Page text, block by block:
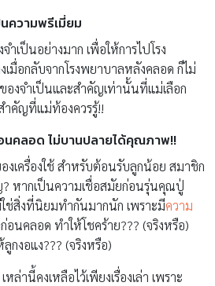
ความพรีเมี่ยม
ำเป็นอย่างมาก เพื่อให้การไปโรง
มื่อกลับจากโรงพยาบาลหลังคลอด ก็ไม่
องจำเป็นและสำคัญเท่านั้นที่แม่เลือก
ำคัญที่แม่ท้องควรรู้!!
นคลอด ไม่บานปลายได้คุณภาพ!!
งเครื่องใช้ สำหรับต้อนรับลูกน้อย สมาชิก
? หากเป็นความเชื่อสมัยก่อนรุ่นคุณปู่
ช่สิ่งที่นิยมทำกันมากนัก เพราะมีความ
อนคลอด ทำให้โชคร้าย??? (จริงหรือ)
กงอแง??? (จริงหรือ)
ล่านี้คงเหลือไว้เพียงเรื่องเล่า เพราะ